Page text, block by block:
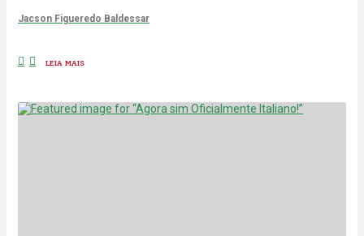
Jacson Figueredo Baldessar
LEIA MAIS